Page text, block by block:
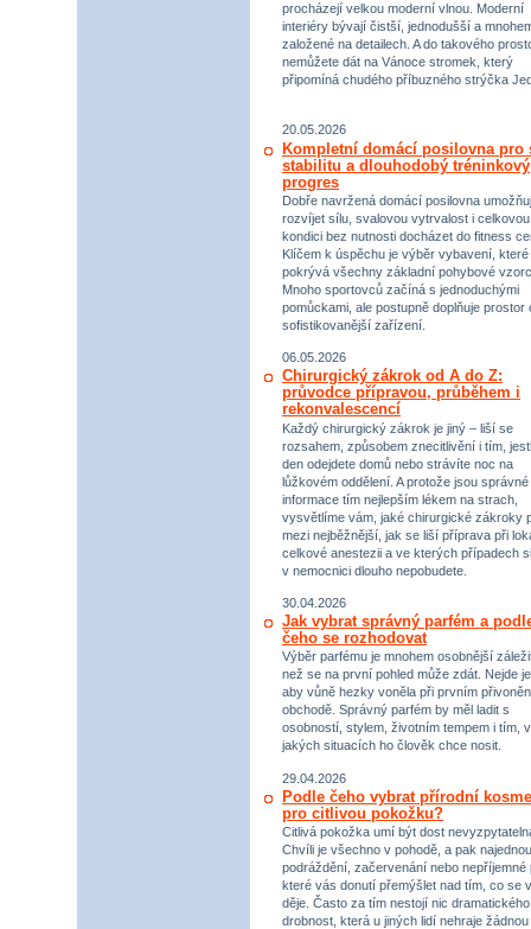
procházejí velkou moderní vlnou. Moderní
interiéry bývají čistší, jednodušší a
založené na detailech. A do takového
nemůžete dát na Vánoce stromek, který
připomíná chudého příbuzného strýčka
20.05.2026
Kompletní domácí posilovna pro
stabilitu a dlouhodobý tréninkový
progres
Dobře navržená domácí posilovna
rozvíjet sílu, svalovou vytrvalost i celkovou
kondici bez nutnosti docházet do fitness
Klíčem k úspěchu je výběr vybavení, které
pokrývá všechny základní pohybové
Mnoho sportovců začíná s jednoduchými
pomůckami, ale postupně doplňuje prostor
sofistikovanější zařízení.
06.05.2026
Chirurgický zákrok od A do Z:
průvodce přípravou, průběhem i
rekonvalescencí
Každý chirurgický zákrok je jiný – liší se
rozsahem, způsobem znecitlivění i tím,
den odejdete domů nebo strávíte noc na
lůžkovém oddělení. A protože jsou správné
informace tím nejlepším lékem na strach,
vysvětlíme vám, jaké chirurgické zákroky
mezi nejběžnější, jak se liší příprava při
celkové anestezii a ve kterých případech si
v nemocnici dlouho nepobudete.
30.04.2026
Jak vybrat správný parfém a
čeho se rozhodovat
Výběr parfému je mnohem osobnější
než se na první pohled může zdát. Nejde
aby vůně hezky voněla při prvním
obchodě. Správný parfém by měl ladit s
osobností, stylem, životním tempem i tím, v
jakých situacích ho člověk chce nosit.
29.04.2026
Podle čeho vybrat přírodní
pro citlivou pokožku?
Citlivá pokožka umí být dost
Chvíli je všechno v pohodě, a pak
podráždění, začervenání nebo nepříjemné
které vás donutí přemýšlet nad tím, co se
děje. Často za tím nestojí nic
drobnost, která u jiných lidí nehraje žádnou